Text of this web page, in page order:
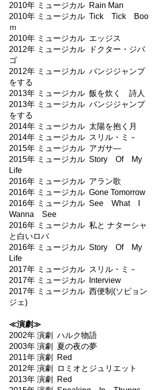
2010年 ミュージカル  Rain Man
2010年 ミュージカル  Tick　Tick　Boo
ｍ
2010年 ミュージカル  エッジス
2012年 ミュージカル  ドクター・ジバ
ゴ
2012年 ミュージカル  バンジジャンプ
をする
2013年 ミュージカル  飯を炊く　詩人
2013年 ミュージカル  バンジジャンプ
をする
2014年 ミュージカル  太陽を抱く月
2014年 ミュージカル  スリル・ミ－
2015年 ミュージカル  アガサ―
2015年 ミュージカル  Story　Of　My
Life
2016年 ミュージカル  アラン歌
2016年 ミュージカル  Gone Tomorrow
2016年 ミュージカル  See　What　I
Wanna　See
2016年 ミュージカル  私と ナターシャ
と白いロバ
2016年 ミュージカル  Story　Of　My
Life
2017年 ミュージカル  スリル・ミ－
2017年 ミュージカル  Interview
2017年 ミュージカル  西便制(ソピョン
ジェ)
≪演劇≫​
2002年 演劇  ハルク物語
2003年 演劇  夏の夜の夢
2011年 演劇  Red
2012年 演劇  ロミオとジュリエット
2013年 演劇  Red